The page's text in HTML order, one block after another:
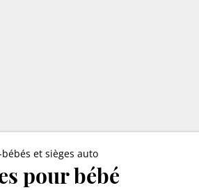
et sièges auto
pour bébé